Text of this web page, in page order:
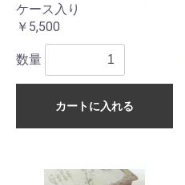
ケース入り
￥5,500
数量
カートに入れる